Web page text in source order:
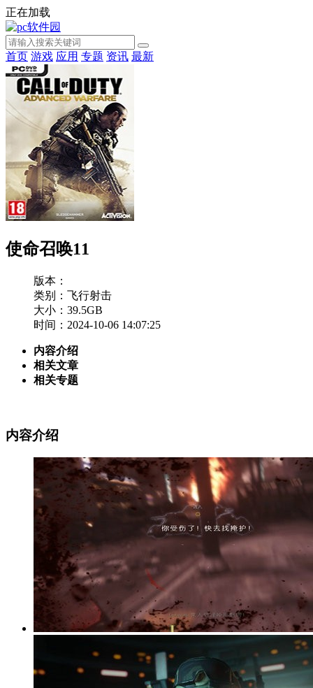
正在加载
首页 游戏 应用 专题 资讯 最新
使命召唤11
版本：
类别：飞行射击
大小：39.5GB
时间：2024-10-06 14:07:25
内容介绍
相关文章
相关专题
内容介绍